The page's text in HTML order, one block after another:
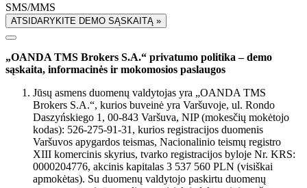
SMS/MMS
ATSIDARYKITE DEMO SĄSKAITĄ »
„OANDA TMS Brokers S.A.“ privatumo politika – demo
sąskaita, informacinės ir mokomosios paslaugos
Jūsų asmens duomenų valdytojas yra „OANDA TMS
Brokers S.A.“, kurios buveinė yra Varšuvoje, ul. Rondo
Daszyńskiego 1, 00-843 Varšuva, NIP (mokesčių mokėtojo
kodas): 526-275-91-31, kurios registracijos duomenis
Varšuvos apygardos teismas, Nacionalinio teismų registro
XIII komercinis skyrius, tvarko registracijos byloje Nr. KRS:
0000204776, akcinis kapitalas 3 537 560 PLN (visiškai
apmokėtas). Su duomenų valdytojo paskirtu duomenų